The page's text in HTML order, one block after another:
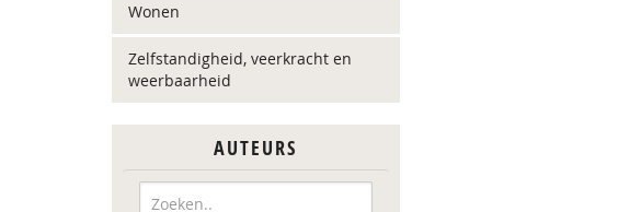
Wonen
Zelfstandigheid, veerkracht en
weerbaarheid
AUTEURS